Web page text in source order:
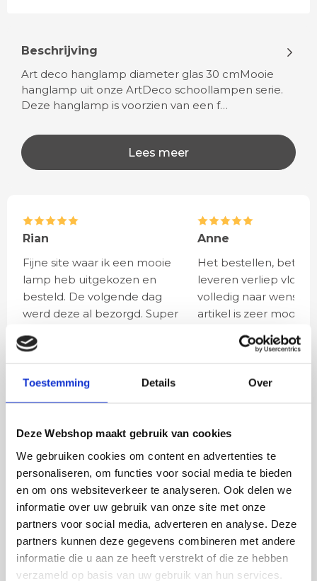
Toestemming Details Over
Deze Webshop maakt gebruik van cookies
We gebruiken cookies om content en advertenties te
personaliseren, om functies voor social media te bieden
en om ons websiteverkeer te analyseren. Ook delen we
informatie over uw gebruik van onze site met onze
partners voor social media, adverteren en analyse. Deze
partners kunnen deze gegevens combineren met andere
informatie die u aan ze heeft verstrekt of die ze hebben
verzameld op basis van uw gebruik van hun services.
Beschrijving
Art deco hanglamp diameter glas 30 cmMooie
hanglamp uit onze ArtDeco schoollampen serie.
Deze hanglamp is voorzien van een f…
Lees meer
Rian
Fijne site waar ik een mooie
lamp heb uitgekozen en
besteld. De volgende dag
werd deze al bezorgd. Super
Anne
Het bestellen,
leveren verliep vlot en
volledig naar wens.
artikel is zeer mooi
eenvoudig te
BESTELINCLUSIEF
LED lamp 6 watt opaal
E27
LED
E27